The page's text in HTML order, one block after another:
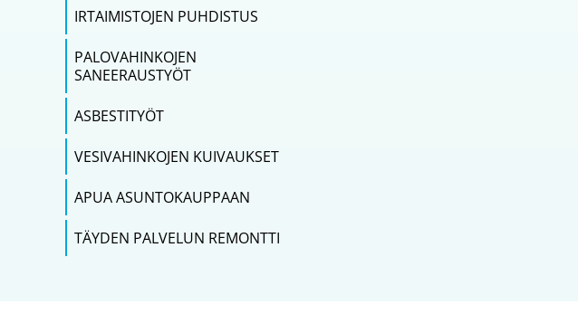
IRTAIMISTOJEN PUHDISTUS
PALOVAHINKOJEN
SANEERAUSTYÖT
ASBESTITYÖT
VESIVAHINKOJEN KUIVAUKSET
APUA ASUNTOKAUPPAAN
TÄYDEN PALVELUN REMONTTI